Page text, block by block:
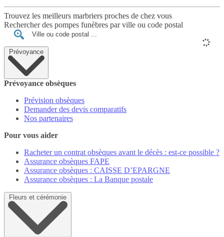
Trouvez les meilleurs marbriers proches de chez vous
Rechercher des pompes funèbres par ville ou code postal
Prévoyance
Prévoyance obsèques
Prévision obsèques
Demander des devis comparatifs
Nos partenaires
Pour vous aider
Racheter un contrat obsèques avant le décès : est-ce possible ?
Assurance obsèques FAPE
Assurance obsèques : CAISSE D’EPARGNE
Assurance obsèques : La Banque postale
Fleurs et cérémonie